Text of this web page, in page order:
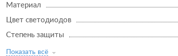
Материал
Цвет светодиодов
Степень защиты
Показать всё